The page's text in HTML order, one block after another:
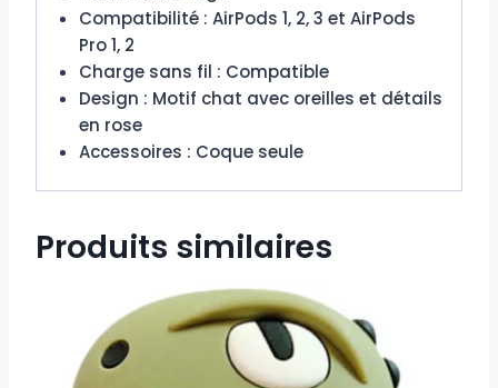
Compatibilité : AirPods 1, 2, 3 et AirPods
Pro 1, 2
Charge sans fil : Compatible
Design : Motif chat avec oreilles et détails
en rose
Accessoires : Coque seule
Produits similaires